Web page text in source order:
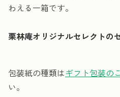
わえる一箱です。
栗林庵オリジナルセレクトの
包装紙の種類はギフト包装の
い。